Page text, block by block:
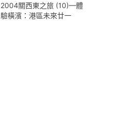
2004關西東之旅 (10)—體
驗橫濱：港區未來廿一